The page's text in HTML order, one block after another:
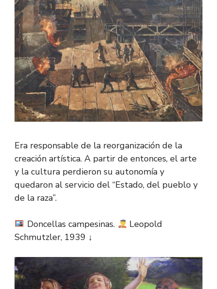
Era responsable de la reorganización de la
creación artística. A partir de entonces, el arte
y la cultura perdieron su autonomía y
quedaron al servicio del “Estado, del pueblo y
de la raza”.
Doncellas campesinas.
Leopold
Schmutzler, 1939 ↓